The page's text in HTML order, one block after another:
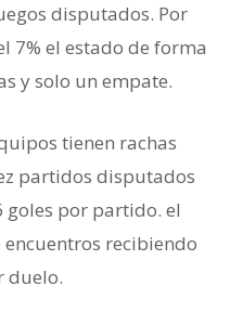
disputados. Por
7% el estado de forma
y solo un empate.
tienen rachas
partidos disputados
goles por partido. el
recibiendo
duelo.